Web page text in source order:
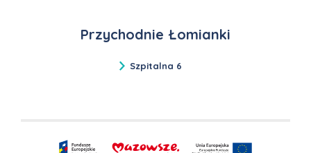
Przychodnie Łomianki
Szpitalna 6